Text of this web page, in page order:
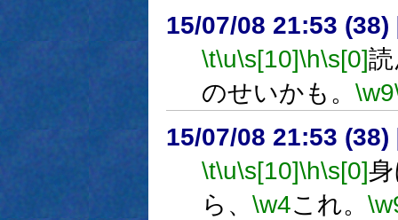
15/07/08 21:53 (38)
\t\u\s[10]\h\s[0]
のせいかも。 \w9
15/07/08 21:53 (38)
\t\u\s[10]\h\s[0]
ら、 \w4これ。